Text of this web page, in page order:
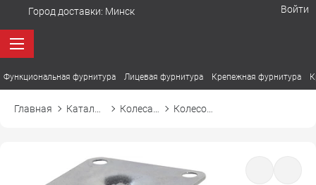
Город доставки: Минск Войти
Функциональная фурнитура Лицевая фурнитура Крепежная фурнитура
Главная